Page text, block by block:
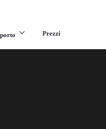
Prezzi